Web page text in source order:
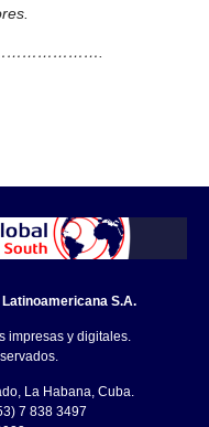
S.A.
impresas y digitales.
La Habana, Cuba.
7 838 3497